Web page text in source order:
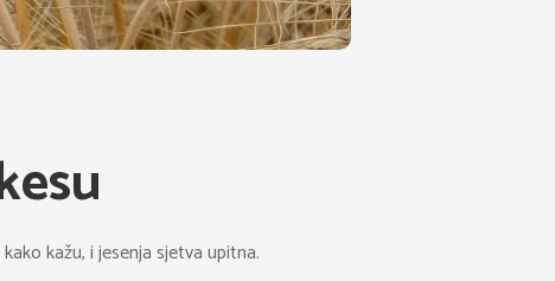
kažu, i jesenja sjetva upitna.